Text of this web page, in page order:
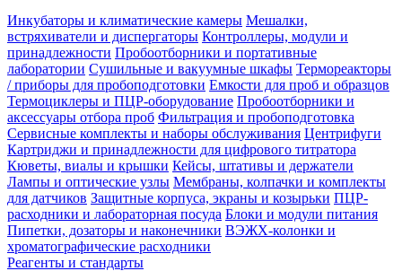
Инкубаторы и климатические камеры Мешалки,
встряхиватели и диспергаторы Контроллеры, модули и
принадлежности Пробоотборники и портативные
лаборатории Сушильные и вакуумные шкафы Термореакторы
/ приборы для пробоподготовки Емкости для проб и образцов
Термоциклеры и ПЦР-оборудование Пробоотборники и
аксессуары отбора проб Фильтрация и пробоподготовка
Сервисные комплекты и наборы обслуживания Центрифуги
Картриджи и принадлежности для цифрового титратора
Кюветы, виалы и крышки Кейсы, штативы и держатели
Лампы и оптические узлы Мембраны, колпачки и комплекты
для датчиков Защитные корпуса, экраны и козырьки ПЦР-
расходники и лабораторная посуда Блоки и модули питания
Пипетки, дозаторы и наконечники ВЭЖХ-колонки и
хроматографические расходники
Реагенты и стандарты